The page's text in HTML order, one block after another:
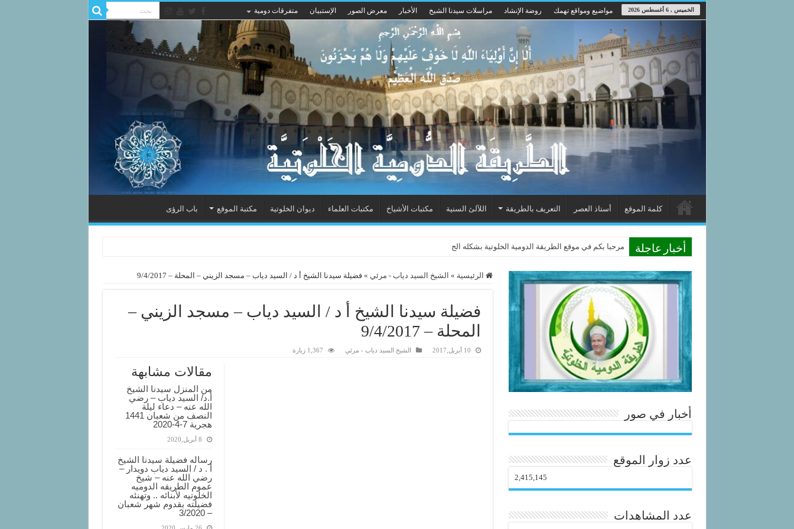
الخميس , 6 أغسطس 2026 مواضيع ومواقع تهمك روضة الإنشاد مراسلات سيدنا الشيخ الأخبار معرض الصور الإستبيان متفرقات دومية
كلمة الموقع أستاذ العصر التعريف بالطريقة اللآلئ السنية مكتبات الأشياخ مكتبات العلماء ديوان الخلوتية مكتبة الموقع باب الرؤى
أخبار عاجلة مرحبا بكم في موقع الطريقة الدومية الخلوتية بشكله الجديد 2015
الرئيسية » الشيخ السيد دياب - مرئي » فضيلة سيدنا الشيخ أ د / السيد دياب – مسجد الزيني – المحلة – 9/4/2017
فضيلة سيدنا الشيخ أ د / السيد دياب – مسجد الزيني –
المحلة – 9/4/2017
10 أبريل,2017 الشيخ السيد دياب - مرئي 1,367 زيارة
مقالات مشابهة
من المنزل سيدنا الشيخ
أ.د/ السيد دياب – رضي
الله عنه – دعاء ليلة
النصف من شعبان 1441
هجرية 7-4-2020
8 أبريل,2020
رساله فضيلة سيدنا الشيخ
أ . د / السيد دياب دويدار –
رضي الله عنه – شيخ
عموم الطريقه الدوميه
الخلوتيه لأبنائه .. وتهنئه
فضيلته بقدوم شهر شعبان
– 3/2020
أخبار في صور
عدد زوار الموقع
2,415,145
عدد المشاهدات